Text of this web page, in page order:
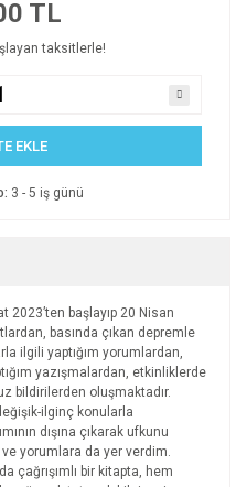
TL
taksitlerle!
EKLE
3 - 5 iş günü
2023’ten başlayıp 20 Nisan
basında çıkan depremle
ilgili yaptığım yorumlardan,
yazışmalardan, etkinliklerde
bildirilerden oluşmaktadır.
ilginç konularla
dışına çıkarak ufkunu
yorumlara da yer verdim.
çağrışımlı bir kitapta, hem